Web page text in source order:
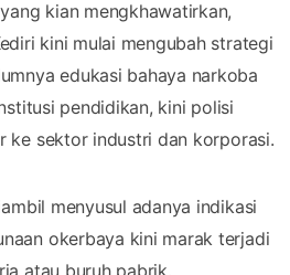
kian mengkhawatirkan,
kini mulai mengubah strategi
edukasi bahaya narkoba
pendidikan, kini polisi
ke sektor industri dan korporasi.
menyusul adanya indikasi
okerbaya kini marak terjadi
atau buruh pabrik.